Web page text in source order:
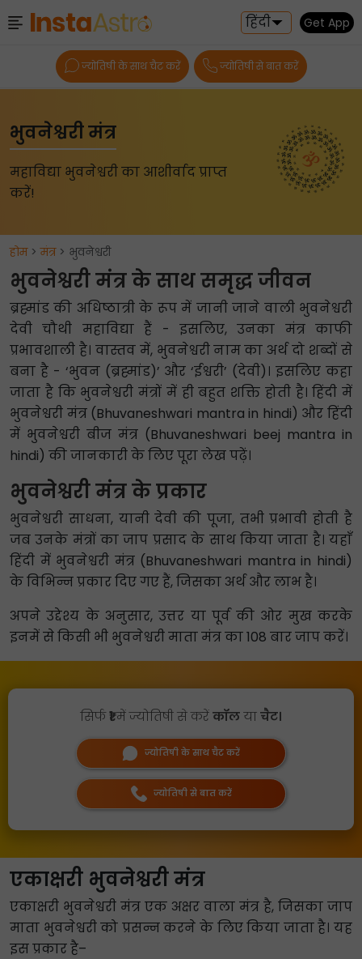
हिंदी Get App
ज्योतिषी के साथ चैट करें ज्योतिषी से बात करें
भुवनेश्वरी मंत्र
महाविद्या भुवनेश्वरी का आशीर्वाद प्राप्त
करें!
होम>मंत्र> भुवनेश्वरी
भुवनेश्वरी मंत्र के साथ समृद्ध जीवन
ब्रह्मांड की अधिष्ठात्री के रूप में जानी जाने वाली भुवनेश्वरी
देवी चौथी महाविद्या हैं - इसलिए, उनका मंत्र काफी
प्रभावशाली है। वास्तव में, भुवनेश्वरी नाम का अर्थ दो शब्दों से
बना है - ‘भुवन (ब्रह्मांड)’ और ‘ईश्वरी’ (देवी)। इसलिए कहा
जाता है कि भुवनेश्वरी मंत्रों में ही बहुत शक्ति होती है। हिंदी में
भुवनेश्वरी मंत्र (Bhuvaneshwari mantra in hindi) और हिंदी
में भुवनेश्वरी बीज मंत्र (Bhuvaneshwari beej mantra in
hindi) की जानकारी के लिए पूरा लेख पढ़ें।
भुवनेश्वरी मंत्र के प्रकार
भुवनेश्वरी साधना, यानी देवी की पूजा, तभी प्रभावी होती है
जब उनके मंत्रों का जाप प्रसाद के साथ किया जाता है। यहाँ
हिंदी में भुवनेश्वरी मंत्र (Bhuvaneshwari mantra in hindi)
के विभिन्न प्रकार दिए गए हैं, जिसका अर्थ और लाभ है।
अपने उद्देश्य के अनुसार, उत्तर या पूर्व की ओर मुख करके
इनमें से किसी भी भुवनेश्वरी माता मंत्र का 108 बार जाप करें।
सिर्फ₹1में ज्योतिषी से करेंकॉलयाचैट।
ज्योतिषी के साथ चैट करें
ज्योतिषी से बात करें
एकाक्षरी भुवनेश्वरी मंत्र
एकाक्षरी भुवनेश्वरी मंत्र एक अक्षर वाला मंत्र है, जिसका जाप
माता भुवनेश्वरी को प्रसन्न करने के लिए किया जाता है। यह
इस प्रकार है–